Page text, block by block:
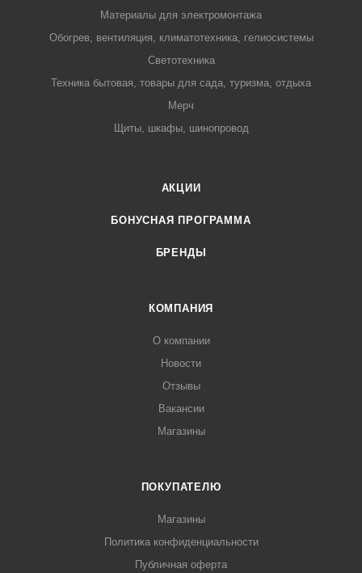
Материалы для электромонтажа
Обогрев, вентиляция, климатотехника, гелиосистемы
Светотехника
Техника бытовая, товары для сада, туризма, отдыха
Мерч
Щиты, шкафы, шинопровод
АКЦИИ
БОНУСНАЯ ПРОГРАММА
БРЕНДЫ
КОМПАНИЯ
О компании
Новости
Отзывы
Вакансии
Магазины
ПОКУПАТЕЛЮ
Магазины
Политика конфиденциальности
Публичная оферта